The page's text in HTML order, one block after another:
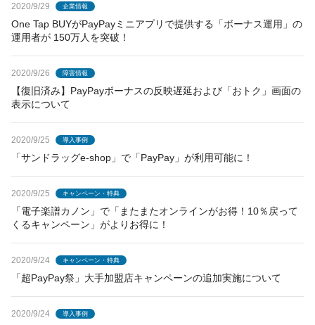
2020/9/29 企業情報
One Tap BUYがPayPayミニアプリで提供する「ボーナス運用」の
運用者が 150万人を突破！
2020/9/26 障害情報
【復旧済み】PayPayボーナスの反映遅延および「おトク」画面の
表示について
2020/9/25 導入事例
「サンドラッグe-shop」で「PayPay」が利用可能に！
2020/9/25 キャンペーン・特典
「電子楽譜カノン」で「またまたオンラインがお得！10％戻って
くるキャンペーン」がよりお得に！
2020/9/24 キャンペーン・特典
「超PayPay祭」大手加盟店キャンペーンの追加実施について
2020/9/24 導入事例